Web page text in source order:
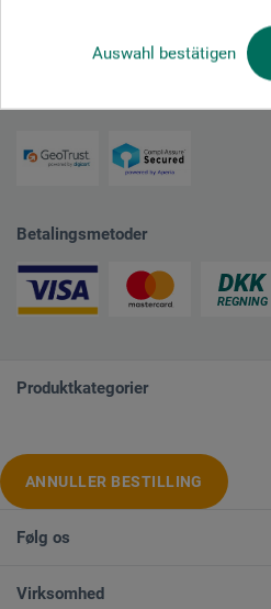
Auswahl bestätigen
Betalingsmetoder
Produktkategorier
ANNULLER BESTILLING
Følg os
Virksomhed